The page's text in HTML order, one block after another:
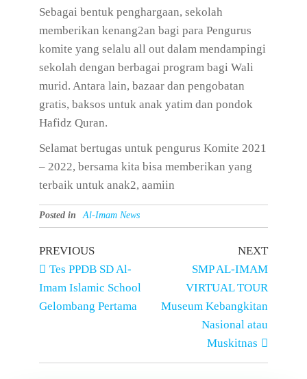
Sebagai bentuk penghargaan, sekolah
memberikan kenang2an bagi para Pengurus
komite yang selalu all out dalam mendampingi
sekolah dengan berbagai program bagi Wali
murid. Antara lain, bazaar dan pengobatan
gratis, baksos untuk anak yatim dan pondok
Hafidz Quran.
Selamat bertugas untuk pengurus Komite 2021
– 2022, bersama kita bisa memberikan yang
terbaik untuk anak2, aamiin
Posted in Al-Imam News
PREVIOUS
Tes PPDB SD Al-
Imam Islamic School
Gelombang Pertama
NEXT
SMP AL-IMAM
VIRTUAL TOUR
Museum Kebangkitan
Nasional atau
Muskitnas